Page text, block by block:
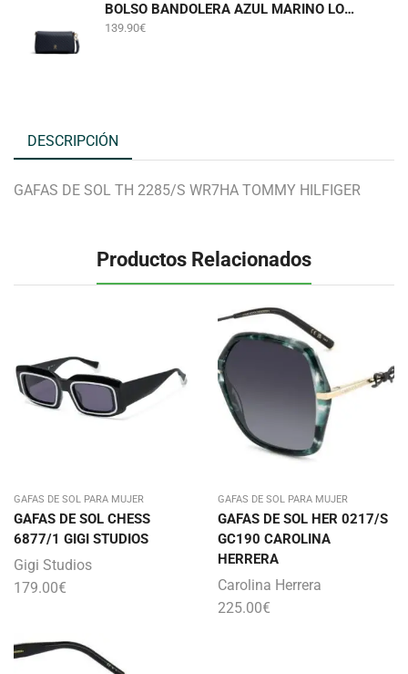
BOLSO BANDOLERA AZUL MARINO LOGOTIPADO TOMMY HILFIGER AW0AW18997
139.90€
DESCRIPCIÓN
GAFAS DE SOL TH 2285/S WR7HA TOMMY HILFIGER
Productos Relacionados
GAFAS DE SOL PARA MUJER
GAFAS DE SOL CHESS
6877/1 GIGI STUDIOS
Gigi Studios
179.00€
GAFAS DE SOL PARA MUJER
GAFAS DE SOL HER 0217/S
GC190 CAROLINA
HERRERA
Carolina Herrera
225.00€